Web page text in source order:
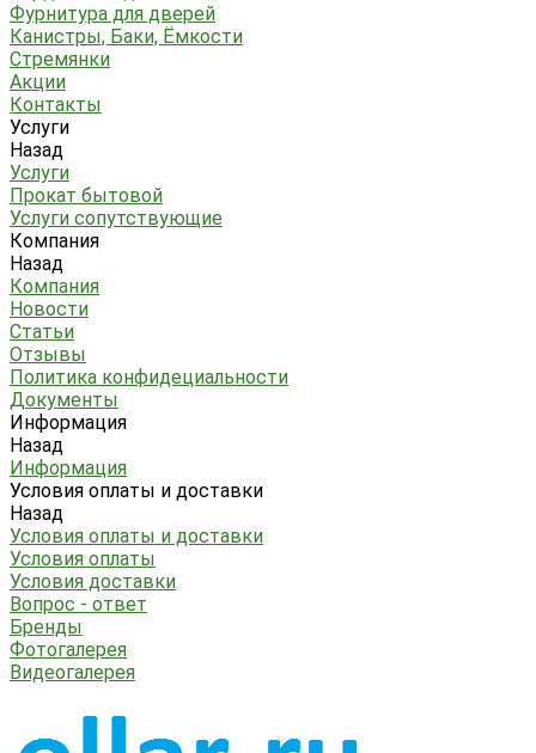
Фурнитура для дверей
Канистры, Баки, Ёмкости
Стремянки
Акции
Контакты
Услуги
Назад
Услуги
Прокат бытовой
Услуги сопутствующие
Компания
Назад
Компания
Новости
Статьи
Отзывы
Политика конфидециальности
Документы
Информация
Назад
Информация
Условия оплаты и доставки
Назад
Условия оплаты и доставки
Условия оплаты
Условия доставки
Вопрос - ответ
Бренды
Фотогалерея
Видеогалерея